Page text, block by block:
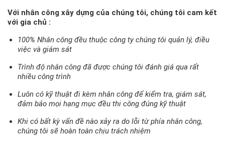
Với nhân công xây dựng của chúng tôi, chúng tôi cam kết
với gia chủ :
100% Nhân công đều thuộc công ty chúng tôi quản lý, điều
việc và giám sát
Trình độ nhân công đã được chúng tôi đánh giá qua rất
nhiều công trình
Luôn có kỹ thuật đi kèm nhân công để kiểm tra, giám sát,
đảm bảo mọi hạng mục đều thi công đúng kỹ thuật
Khi có bất kỳ vấn đề nào xảy ra do lỗi từ phía nhân công,
chúng tôi sẽ hoàn toàn chịu trách nhiệm